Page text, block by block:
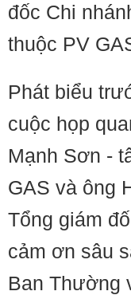
đốc Chi
thuộc PV
Phát biểu
cuộc họp
Mạnh Sơn -
GAS và ông
Tổng giám
cảm ơn sâu
Ban Thường